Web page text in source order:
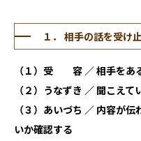
１． 相手の話を受け
（１）受 容 ／ 相手をあ
（２）うなずき ／ 聞こえ
（３）あいづち ／ 内容が
いか確認する